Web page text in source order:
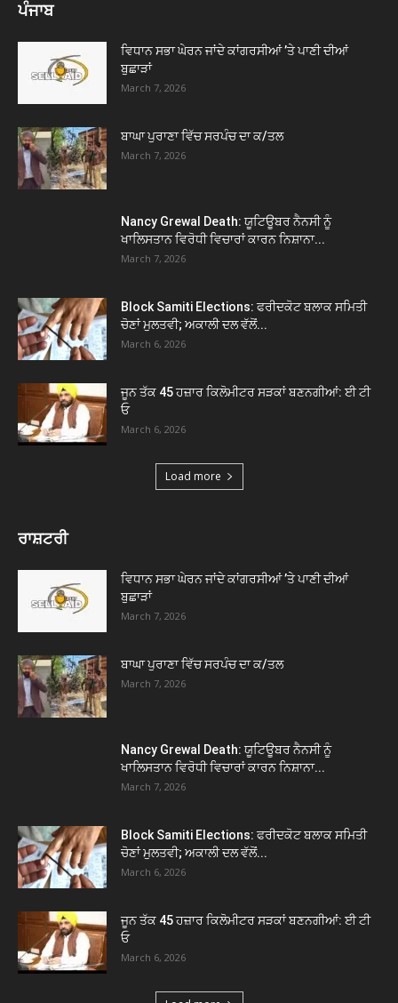
ਪੰਜਾਬ
ਵਿਧਾਨ ਸਭਾ ਘੇਰਨ ਜਾਂਦੇ ਕਾਂਗਰਸੀਆਂ ’ਤੇ ਪਾਣੀ ਦੀਆਂ
ਬੁਛਾੜਾਂ
March 7, 2026
ਬਾਘਾ ਪੁਰਾਣਾ ਵਿੱਚ ਸਰਪੰਚ ਦਾ ਕ/ਤਲ
March 7, 2026
Nancy Grewal Death: ਯੂਟਿਊਬਰ ਨੈਨਸੀ ਨੂੰ
ਖਾਲਿਸਤਾਨ ਵਿਰੋਧੀ ਵਿਚਾਰਾਂ ਕਾਰਨ ਨਿਸ਼ਾਨਾ...
March 7, 2026
Block Samiti Elections: ਫਰੀਦਕੋਟ ਬਲਾਕ ਸਮਿਤੀ
ਚੋਣਾਂ ਮੁਲਤਵੀ; ਅਕਾਲੀ ਦਲ ਵੱਲੋਂ...
March 6, 2026
ਜੂਨ ਤੱਕ 45 ਹਜ਼ਾਰ ਕਿਲੋਮੀਟਰ ਸੜਕਾਂ ਬਣਨਗੀਆਂ: ਈ ਟੀ
ਓ
March 6, 2026
Load more
ਰਾਸ਼ਟਰੀ
ਵਿਧਾਨ ਸਭਾ ਘੇਰਨ ਜਾਂਦੇ ਕਾਂਗਰਸੀਆਂ ’ਤੇ ਪਾਣੀ ਦੀਆਂ
ਬੁਛਾੜਾਂ
March 7, 2026
ਬਾਘਾ ਪੁਰਾਣਾ ਵਿੱਚ ਸਰਪੰਚ ਦਾ ਕ/ਤਲ
March 7, 2026
Nancy Grewal Death: ਯੂਟਿਊਬਰ ਨੈਨਸੀ ਨੂੰ
ਖਾਲਿਸਤਾਨ ਵਿਰੋਧੀ ਵਿਚਾਰਾਂ ਕਾਰਨ ਨਿਸ਼ਾਨਾ...
March 7, 2026
Block Samiti Elections: ਫਰੀਦਕੋਟ ਬਲਾਕ ਸਮਿਤੀ
ਚੋਣਾਂ ਮੁਲਤਵੀ; ਅਕਾਲੀ ਦਲ ਵੱਲੋਂ...
March 6, 2026
ਜੂਨ ਤੱਕ 45 ਹਜ਼ਾਰ ਕਿਲੋਮੀਟਰ ਸੜਕਾਂ ਬਣਨਗੀਆਂ: ਈ ਟੀ
ਓ
March 6, 2026